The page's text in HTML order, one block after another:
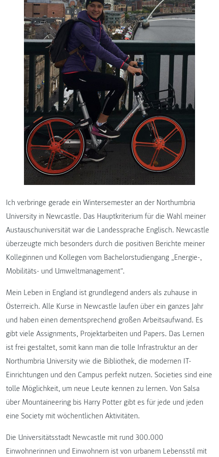
Ich verbringe gerade ein Wintersemester an der Northumbria
University in Newcastle. Das Hauptkriterium für die Wahl meiner
Austauschuniversität war die Landessprache Englisch. Newcastle
überzeugte mich besonders durch die positiven Berichte meiner
Kolleginnen und Kollegen vom Bachelorstudiengang „Energie-,
Mobilitäts- und Umweltmanagement“.
Mein Leben in England ist grundlegend anders als zuhause in
Österreich. Alle Kurse in Newcastle laufen über ein ganzes Jahr
und haben einen dementsprechend großen Arbeitsaufwand. Es
gibt viele Assignments, Projektarbeiten und Papers. Das Lernen
ist frei gestaltet, somit kann man die tolle Infrastruktur an der
Northumbria University wie die Bibliothek, die modernen IT-
Einrichtungen und den Campus perfekt nutzen. Societies sind eine
tolle Möglichkeit, um neue Leute kennen zu lernen. Von Salsa
über Mountaineering bis Harry Potter gibt es für jede und jeden
eine Society mit wöchentlichen Aktivitäten.
Die Universitätsstadt Newcastle mit rund 300.000
Einwohnerinnen und Einwohnern ist von urbanem Lebensstil mit